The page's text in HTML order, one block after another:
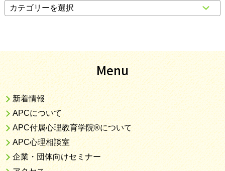
Menu
新着情報
APCについて
APC付属心理教育学院®について
APC心理相談室
企業・団体向けセミナー